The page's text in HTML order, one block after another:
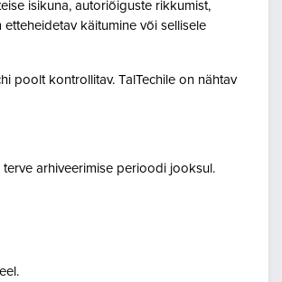
isikuna, autoriõiguste rikkumist,
käitumine või sellisele
poolt kontrollitav. TalTechile on nähtav
arhiveerimise perioodi jooksul.